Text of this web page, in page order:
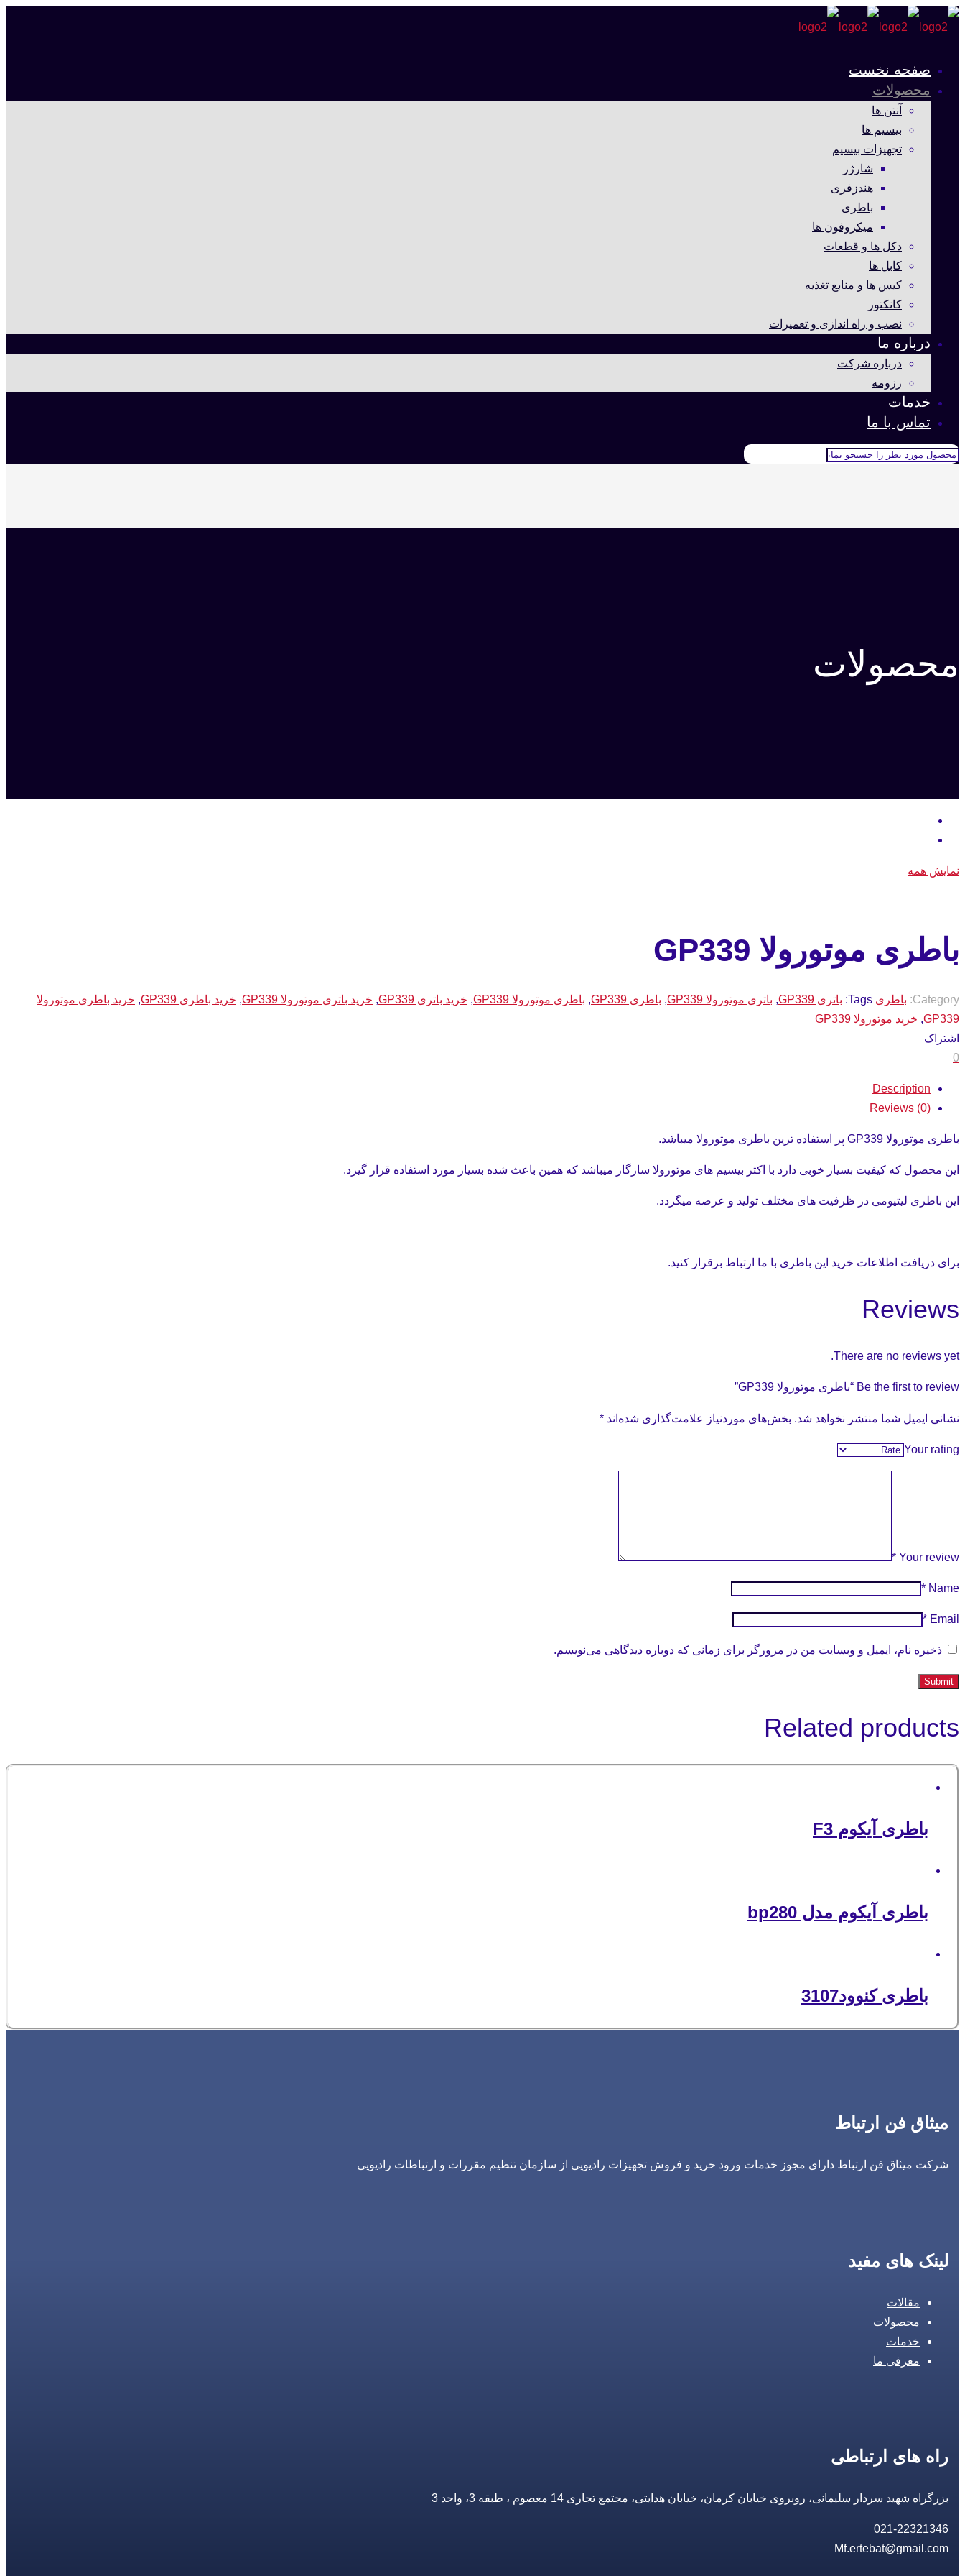
صفحه نخست
محصولات
آنتن ها
بیسیم ها
تجهیزات بیسیم
شارژر
هندزفری
باطری
میکروفون ها
دکل ها و قطعات
کابل ها
کیس ها و منابع تغذیه
کانکتور
نصب و راه اندازی و تعمیرات
درباره ما
درباره شرکت
رزومه
خدمات
تماس با ما
محصولات
نمایش همه
باطری موتورولا GP339
Category: باطری Tags: باتری GP339 , باتری موتورولا GP339 , باطری GP339 , باطری موتورولا GP339 , خرید باتری GP339 , خرید باتری موتورولا GP339 , خرید باطری GP339 , خرید باطری موتورولا
GP339
, خرید موتورولا GP339
اشتراک
0
Description
Reviews (0)
باطری موتورولا GP339 پر استفاده ترین باطری موتورولا میباشد.
این محصول که کیفیت بسیار خوبی دارد با اکثر بیسیم های موتورولا سازگار میباشد که همین باعث شده بسیار مورد استفاده قرار گیرد.
این باطری لیتیومی در ظرفیت های مختلف تولید و عرصه میگردد.
برای دریافت اطلاعات خرید این باطری با ما ارتباط برقرار کنید.
Reviews
There are no reviews yet.
Be the first to review “باطری موتورولا GP339”
نشانی ایمیل شما منتشر نخواهد شد. بخش‌های موردنیاز علامت‌گذاری شده‌اند *
Your rating
Your review
*
Name
*
Email
*
ذخیره نام، ایمیل و وبسایت من در مرورگر برای زمانی که دوباره دیدگاهی می‌نویسم.
Related products
باطری آیکوم F3
باطری آیکوم مدل bp280
باطری کنوود3107
میثاق فن ارتباط
شرکت میثاق فن ارتباط دارای مجوز خدمات ورود خرید و فروش تجهیزات رادیویی از سازمان تنظیم مقررات و ارتباطات رادیویی
لینک های مفید
مقالات
محصولات
خدمات
معرفی ما
راه های ارتباطی
بزرگراه شهید سردار سلیمانی، روبروی خیابان کرمان، خیابان هدایتی، مجتمع تجاری 14 معصوم ، طبقه 3، واحد 3
021-22321346
Mf.ertebat@gmail.com